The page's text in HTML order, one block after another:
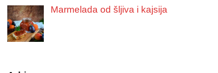
Marmelada od šljiva i kajsija